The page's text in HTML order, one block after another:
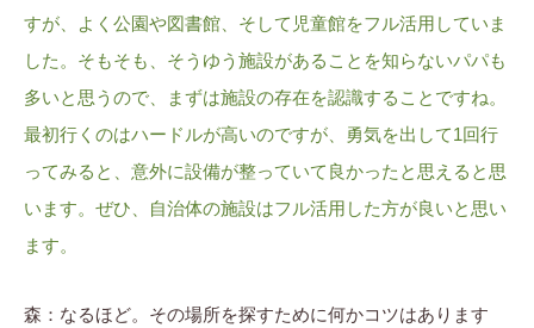
すが、よく公園や図書館、そして児童館をフル活用していま
した。そもそも、そうゆう施設があることを知らないパパも
多いと思うので、まずは施設の存在を認識することですね。
最初行くのはハードルが高いのですが、勇気を出して1回行
ってみると、意外に設備が整っていて良かったと思えると思
います。ぜひ、自治体の施設はフル活用した方が良いと思い
ます。
森：なるほど。その場所を探すために何かコツはあります